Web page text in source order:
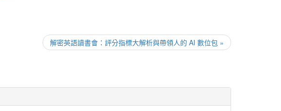
解密英語讀書會：評分指標大解析與帶領人的 AI 數位包 »